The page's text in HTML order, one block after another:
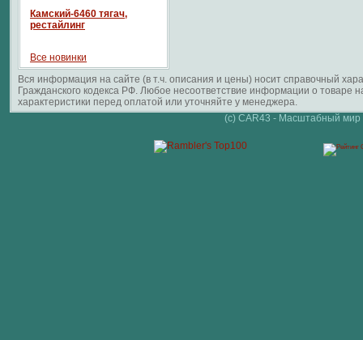
Камский-6460 тягач,
рестайлинг
Все новинки
Вся информация на сайте (в т.ч. описания и цены) носит справочный
Гражданского кодекса РФ. Любое несоответствие информации о
характеристики перед оплатой или уточняйте у менеджера.
(c) CAR43 - Масштабный мир